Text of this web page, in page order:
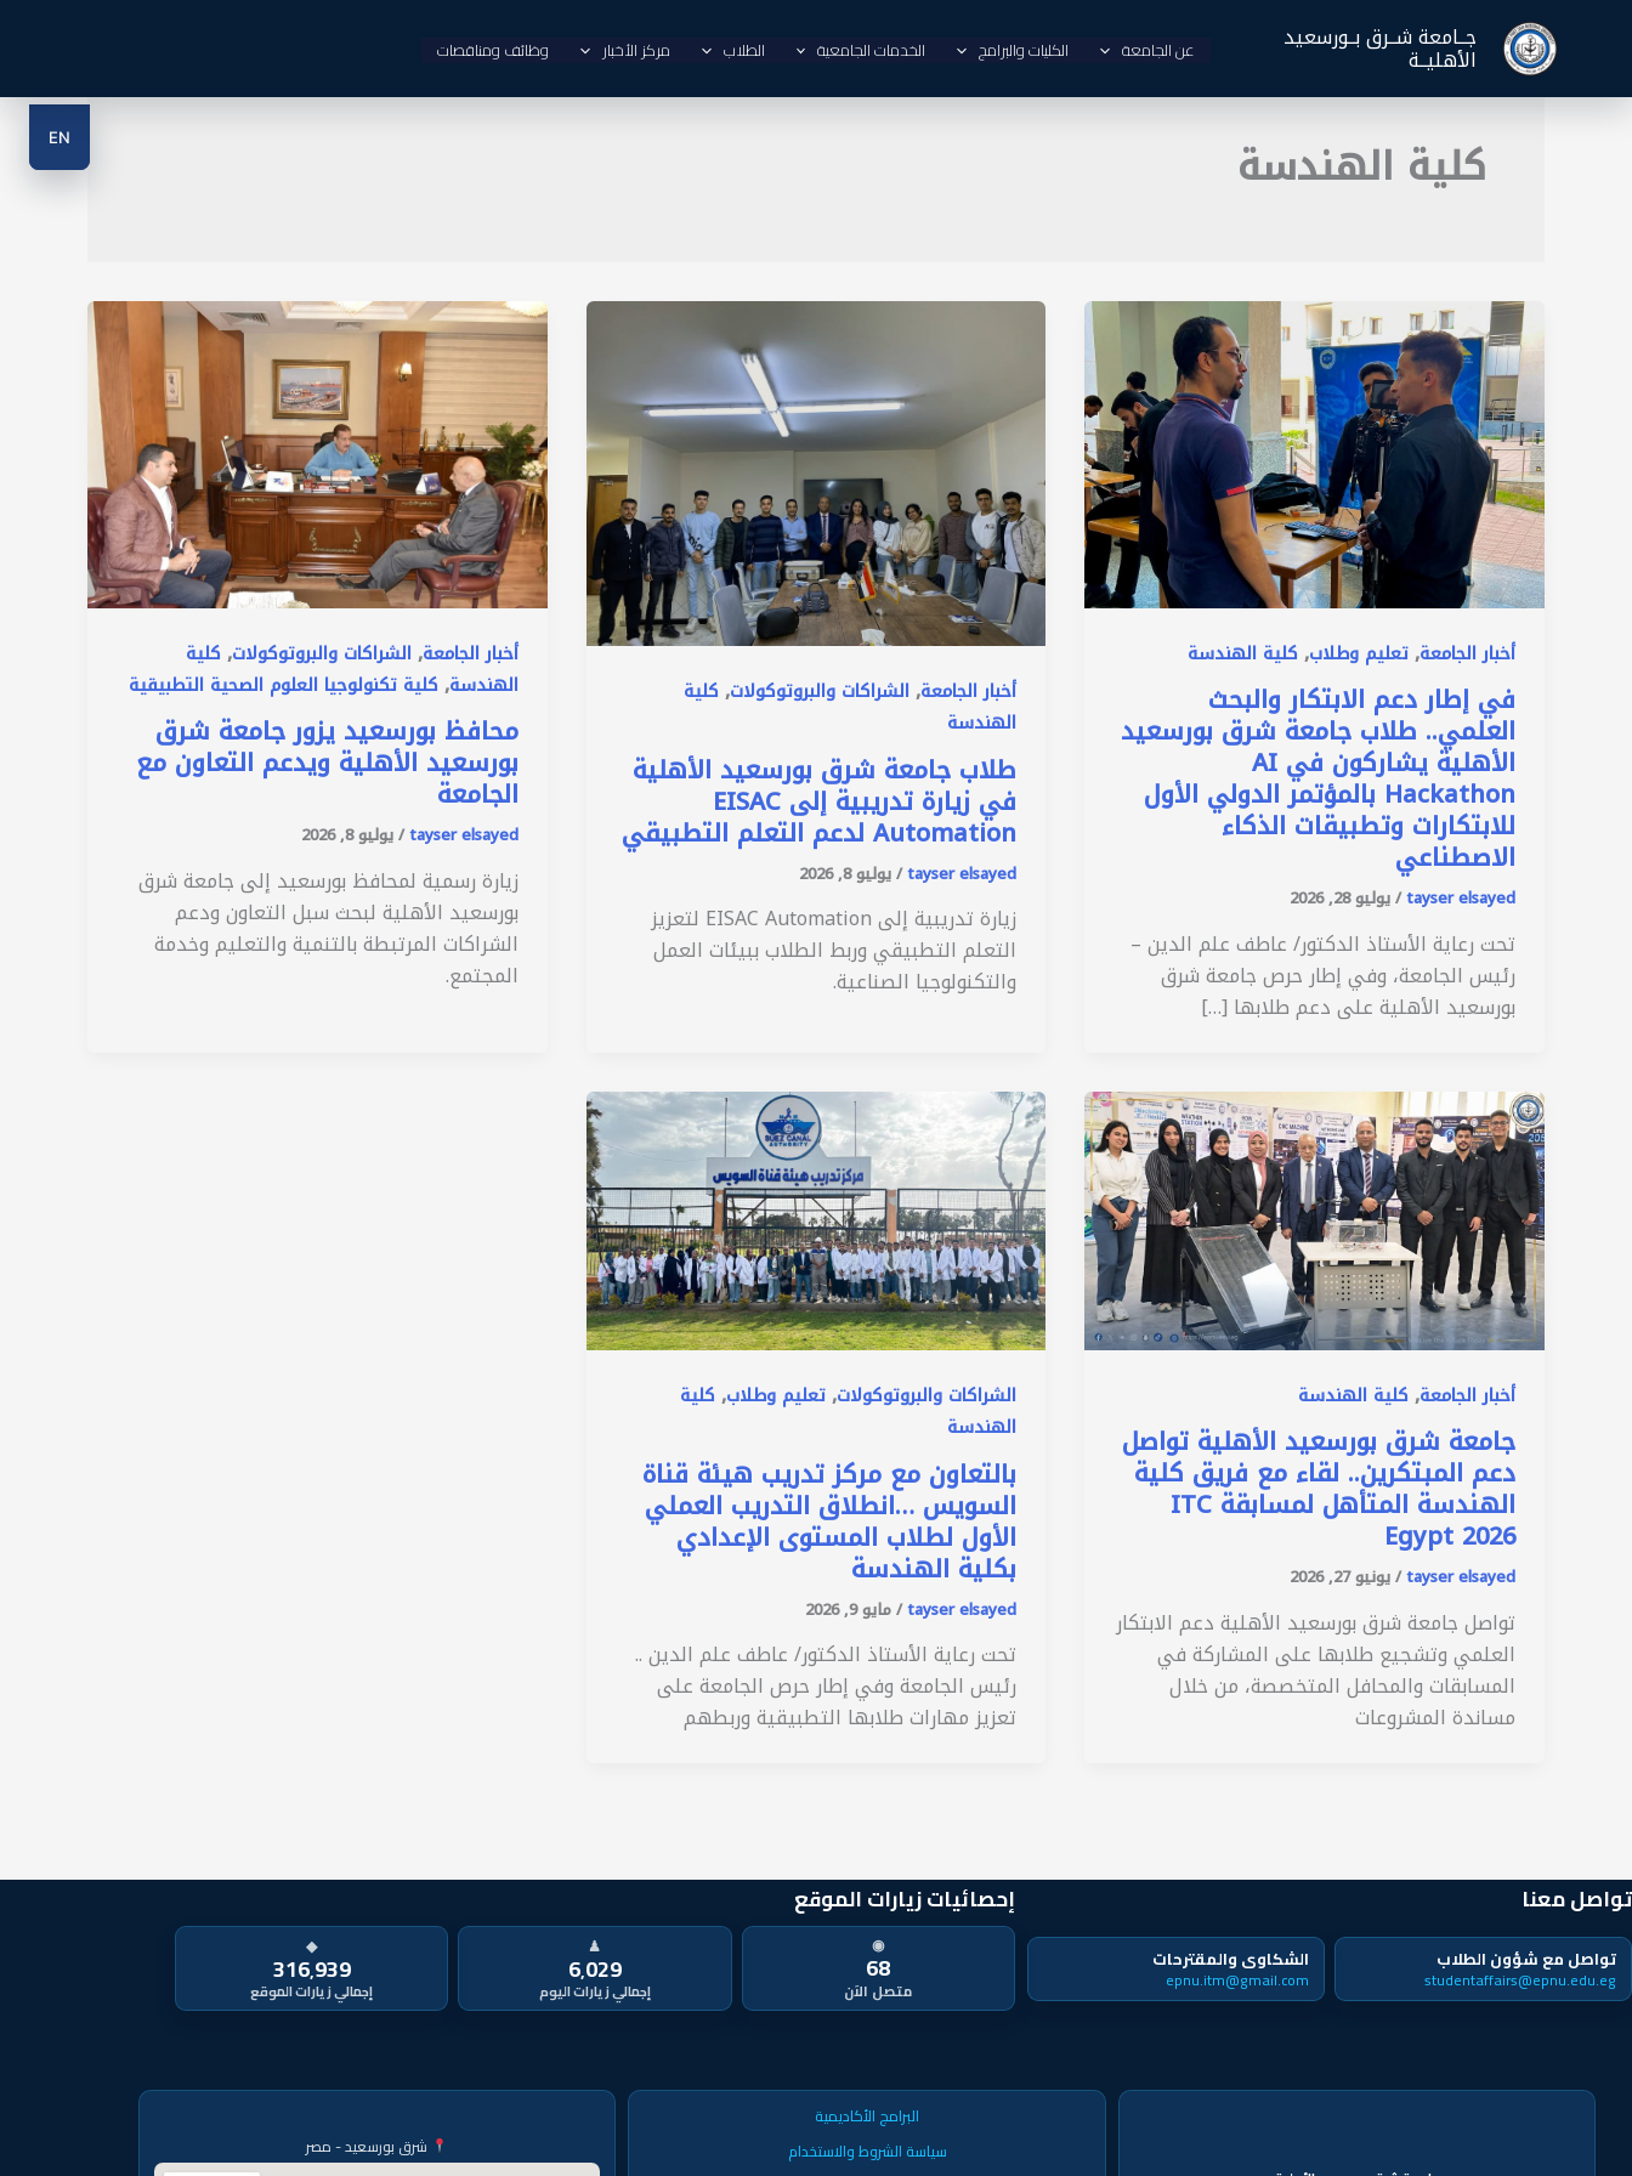
جــامعة شــرق بــورسعيد
الأهليــة عن الجامعة الكليات والبرامج الخدمات الجامعية الطلاب مركز الأخبار وظائف ومناقصات
كلية الهندسة
أخبار الجامعة,تعليم وطلاب, كلية الهندسة
في إطار دعم الابتكار والبحث
العلمي.. طلاب جامعة شرق بورسعيد
الأهلية يشاركون في AI
Hackathon بالمؤتمر الدولي الأول
للابتكارات وتطبيقات الذكاء
الاصطناعي
tayser elsayed
/يوليو 28, 2026
تحت رعاية الأستاذ الدكتور/ عاطف علم الدين –
رئيس الجامعة، وفي إطار حرص جامعة شرق
بورسعيد الأهلية على دعم طلابها […]
أخبار الجامعة, الشراكات والبروتوكولات, كلية
الهندسة
طلاب جامعة شرق بورسعيد الأهلية
في زيارة تدريبية إلى EISAC
Automation لدعم التعلم التطبيقي
tayser elsayed
/يوليو 8, 2026
زيارة تدريبية إلى EISAC Automation لتعزيز
التعلم التطبيقي وربط الطلاب ببيئات العمل
والتكنولوجيا الصناعية.
أخبار الجامعة, الشراكات والبروتوكولات, كلية
الهندسة, كلية تكنولوجيا العلوم الصحية التطبيقية
محافظ بورسعيد يزور جامعة شرق
بورسعيد الأهلية ويدعم التعاون مع
الجامعة
tayser elsayed
/يوليو 8, 2026
زيارة رسمية لمحافظ بورسعيد إلى جامعة شرق
بورسعيد الأهلية لبحث سبل التعاون ودعم
الشراكات المرتبطة بالتنمية والتعليم وخدمة
المجتمع.
أخبار الجامعة, كلية الهندسة
جامعة شرق بورسعيد الأهلية تواصل
دعم المبتكرين.. لقاء مع فريق كلية
الهندسة المتأهل لمسابقة ITC
Egypt 2026
tayser elsayed
/يونيو 27, 2026
تواصل جامعة شرق بورسعيد الأهلية دعم الابتكار
العلمي وتشجيع طلابها على المشاركة في
المسابقات والمحافل المتخصصة، من خلال
مساندة المشروعات
الشراكات والبروتوكولات,تعليم وطلاب, كلية
الهندسة
بالتعاون مع مركز تدريب هيئة قناة
السويس …انطلاق التدريب العملي
الأول لطلاب المستوى الإعدادي
بكلية الهندسة
tayser elsayed
/مايو 9, 2026
تحت رعاية الأستاذ الدكتور/ عاطف علم الدين ..
رئيس الجامعة وفي إطار حرص الجامعة على
تعزيز مهارات طلابها التطبيقية وربطهم
تواصل معنا
تواصل مع شؤون الطلاب
studentaffairs@epnu.edu.eg
الشكاوى والمقترحات
epnu.itm@gmail.com
إحصائيات زيارات الموقع
◉
68
متصل الآن
♟
6٬029
◆
316٬939
البرامج الأكاديمية
سياسة الشروط والاستخدام
شرق بورسعيد - مصر
EN